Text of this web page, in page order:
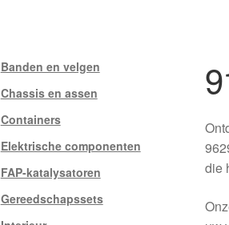
die
Banden en velgen
Chassis en assen
Containers
Elektrische componenten
FAP-katalysatoren
Gereedschapssets